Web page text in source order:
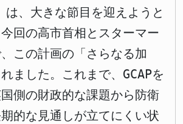
は、大きな節目を迎えようと
回の高市首相とスターマー
この計画の「さらなる加
ました。これまで、GCAPを
側の財政的な課題から防衛
的な見通しが立てにくい状